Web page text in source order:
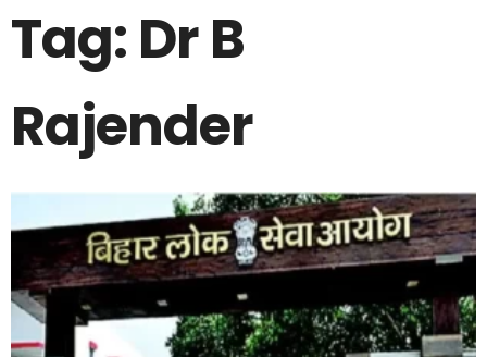
Tag: Dr B
Rajender